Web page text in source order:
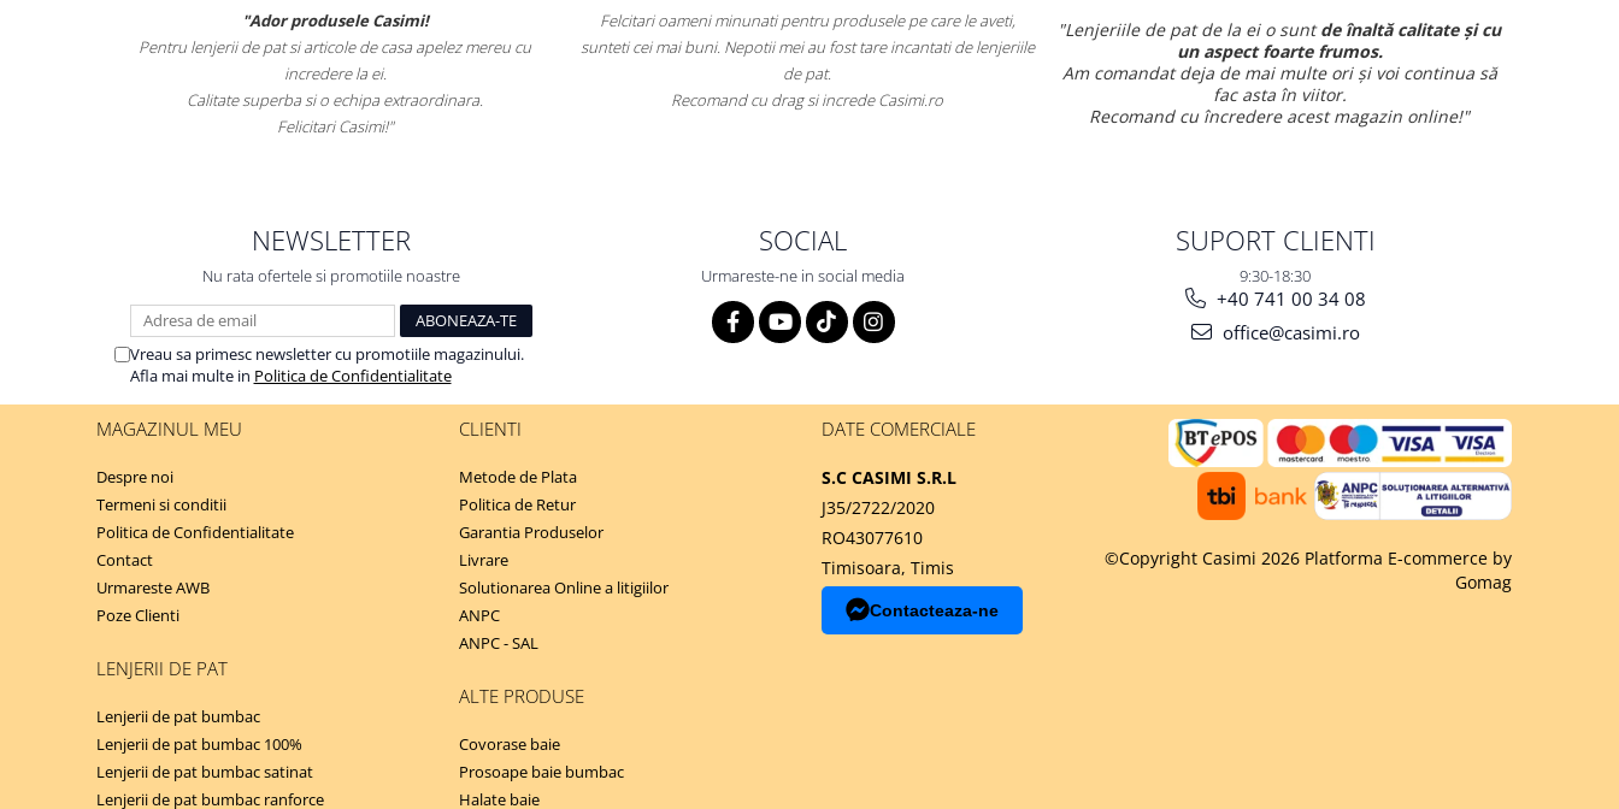
"Ador produsele Casimi!
Pentru lenjerii de pat si articole de casa apelez mereu cu
incredere la ei.
Calitate superba si o echipa extraordinara.
Felicitari Casimi!"
Felcitari oameni minunati pentru produsele pe care le aveti,
sunteti cei mai buni. Nepotii mei au fost tare incantati de lenjeriile
Recomand cu drag si increde Casimi.ro
"Lenjeriile de pat de la ei o suntde înaltă calitate și cu
un aspect foarte frumos.
Am comandat deja de mai multe ori și voi continua să
fac asta în viitor.
Recomand cu încredere acest magazin online!"
NEWSLETTER
Nu rata ofertele si promotiile noastre
Vreau sa primesc newsletter cu promotiile magazinului.
Afla mai multe in Politica de Confidentialitate
SOCIAL
Urmareste-ne in social media
SUPORT CLIENTI
9:30-18:30
+40 741 00 34 08
office@casimi.ro
MAGAZINUL MEU
Despre noi
Termeni si conditii
Politica de Confidentialitate
Contact
Urmareste AWB
Poze Clienti
LENJERII DE PAT
Lenjerii de pat bumbac
Lenjerii de pat bumbac 100%
Lenjerii de pat bumbac satinat
Lenjerii de pat bumbac ranforce
CLIENTI
Metode de Plata
Politica de Retur
Garantia Produselor
Livrare
Solutionarea Online a litigiilor
ANPC
ANPC - SAL
ALTE PRODUSE
Covorase baie
Prosoape baie bumbac
Halate baie
DATE COMERCIALE
S.C CASIMI S.R.L
J35/2722/2020
RO43077610
Timisoara, Timis
Contacteaza-ne
©Copyright Casimi 2026 Platforma E-commerce by
Gomag